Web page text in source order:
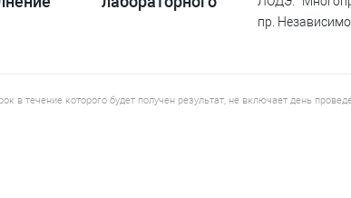
пр.
в течение которого будет получен результат, не включает день